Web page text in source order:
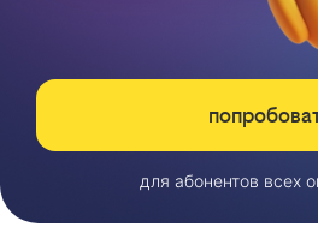
для абонентов всех